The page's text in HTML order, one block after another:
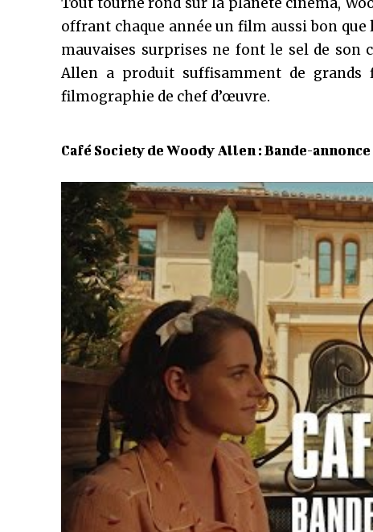
offrant chaque année un film aussi bon que
mauvaises surprises ne font le sel de son
Allen a produit suffisamment de
filmographie de chef d’œuvre.
Café Society de Woody Allen : Bande-annonce